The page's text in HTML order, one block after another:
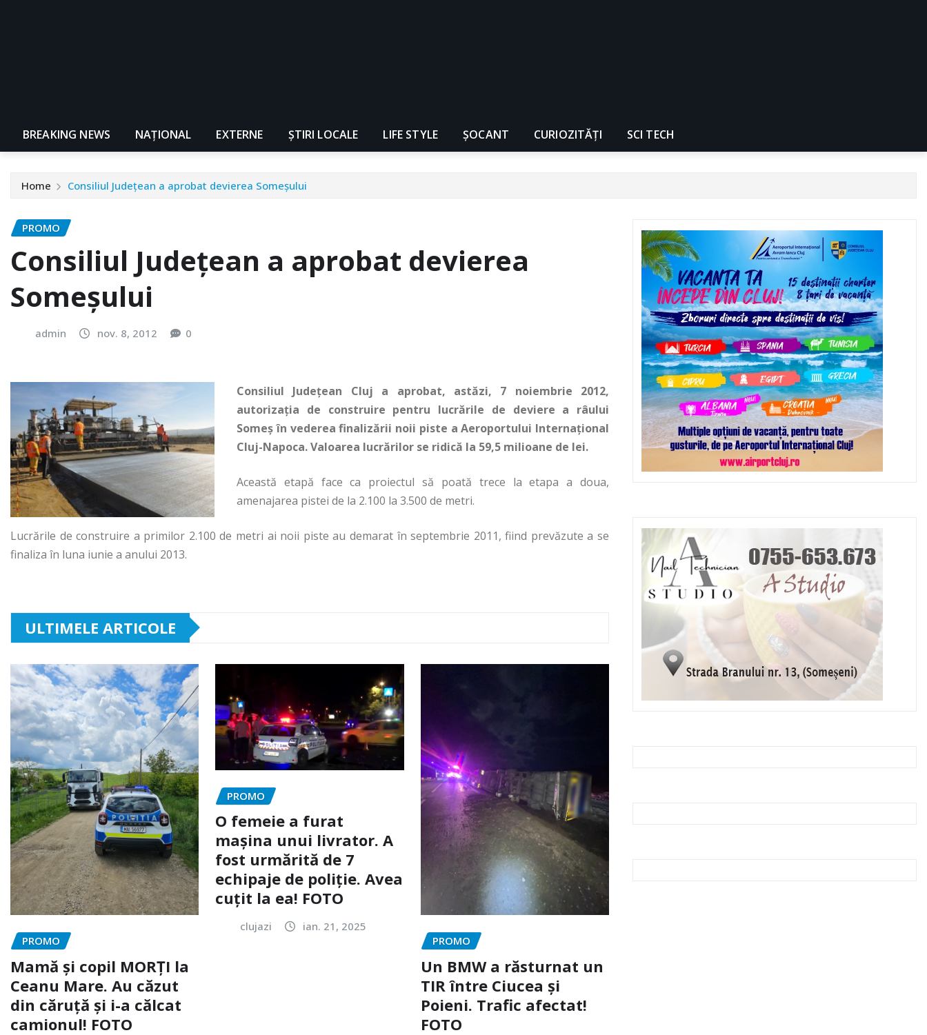
BREAKING NEWS NAŢIONAL EXTERNE ȘTIRI LOCALE LIFE STYLE ȘOCANT CURIOZITĂȚI SCI TECH
Home Consiliul Județean a aprobat devierea Someșului
PROMO
Consiliul Județean a aprobat devierea
Someșului
admin nov. 8, 2012 0
Consiliul Judeţean Cluj a aprobat, astăzi, 7 noiembrie 2012,
autorizaţia de construire pentru lucrările de deviere a râului
Someş în vederea finalizării noii piste a Aeroportului Internaţional
Cluj-Napoca. Valoarea lucrărilor se ridică la 59,5 milioane de lei.
Această etapă face ca proiectul să poată trece la etapa a doua,
amenajarea pistei de la 2.100 la 3.500 de metri.
Lucrările de construire a primilor 2.100 de metri ai noii piste au demarat în septembrie 2011, fiind prevăzute a se
finaliza în luna iunie a anului 2013.
ULTIMELE ARTICOLE
PROMO
Mamă și copil MORȚI la
Ceanu Mare. Au căzut
din căruță și i-a călcat
camionul! FOTO
PROMO
O femeie a furat
mașina unui livrator. A
fost urmărită de 7
echipaje de poliție. Avea
cuțit la ea! FOTO
clujazi
ian. 21, 2025
PROMO
Un BMW a răsturnat un
TIR între Ciucea și
Poieni. Trafic afectat!
FOTO